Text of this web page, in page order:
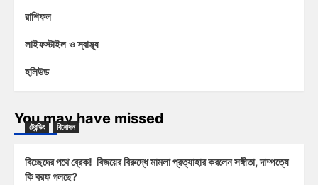
রাশিফল
লাইফস্টাইল ও স্বাস্থ্য
হলিউড
You may have missed
ট্রেন্ডিং বিনোদন
বিচ্ছেদের পথে ব্রেক! বিজয়ের বিরুদ্ধে মামলা প্রত্যাহার করলেন সঙ্গীতা, দাম্পত্যে
কি বরফ গলছে?